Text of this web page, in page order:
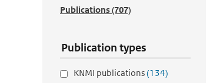
Publications(707)
Publication types
KNMI publications(134)